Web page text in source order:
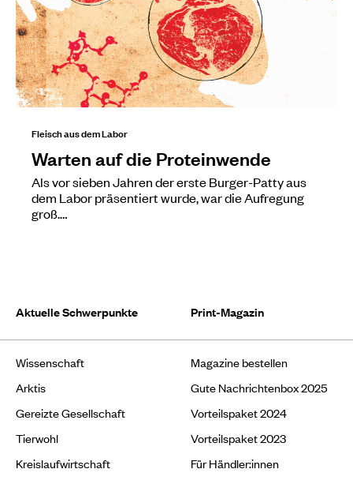
Fleisch aus dem Labor
Warten auf die Proteinwende
Als vor sieben Jahren der erste Burger-Patty aus
dem Labor präsentiert wurde, war die Aufregung
groß.…
Aktuelle Schwerpunkte
Wissenschaft
Arktis
Gereizte Gesellschaft
Tierwohl
Kreislaufwirtschaft
Print-Magazin
Magazine bestellen
Gute Nachrichtenbox 2025
Vorteilspaket 2024
Vorteilspaket 2023
Für Händler:innen